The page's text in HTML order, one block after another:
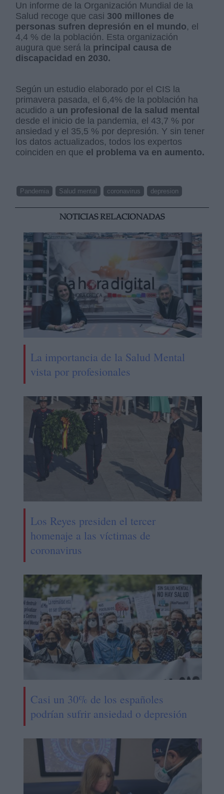
Un informe de la Organización Mundial de la
Salud recoge que casi 300 millones de
personas sufren depresión en el mundo, el
4,4 % de la población. Esta organización
augura que será la principal causa de
discapacidad en 2030.
Según un estudio elaborado por el CIS la
primavera pasada, el 6,4% de la población ha
acudido a un profesional de la salud mental
desde el inicio de la pandemia, el 43,7 % por
ansiedad y el 35,5 % por depresión. Y sin tener
los datos actualizados, todos los expertos
coinciden en que el problema va en aumento.
Pandemia Salud mental coronavirus depresion
NOTICIAS RELACIONADAS
La importancia de la Salud Mental
vista por profesionales
Los Reyes presiden el tercer
homenaje a las víctimas de
coronavirus
Casi un 30% de los españoles
podrían sufrir ansiedad o depresión